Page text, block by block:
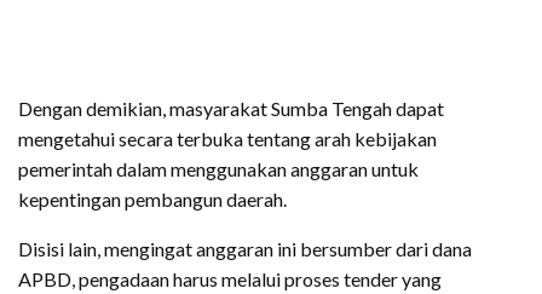
Dengan demikian, masyarakat Sumba Tengah dapat
mengetahui secara terbuka tentang arah kebijakan
pemerintah dalam menggunakan anggaran untuk
kepentingan pembangun daerah.
Disisi lain, mengingat anggaran ini bersumber dari dana
APBD, pengadaan harus melalui proses tender yang